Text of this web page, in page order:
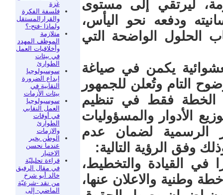
غزة
فلسفة الفكرة
والقرارالمستقل
ولماذا -فتح-؟
متلازمة
الموظف المهدد
وأخلاقيات العمل
في بيئات
الطوارئ
سوسيولوجيا
إبداع الضرورة
النقابية في
بيئات الأزمات
سوسيولوجيا
العمل النقابي
في أوقات
الطوارئ
والازمات
الوطن بخير
عندما نحسن
الاختيار
قراءة تحليليّة
في مقال الرفيق
خالد أبو شرخ
من نقد -شرعيّة
الماضي- إلى
ليرتقي إلى مستوى
ودفعه نحو اليأس،
الحلول الواضحة التي
يكمن في صياغة
التام وتُعلن للجمهور
الخطة فقط في تنظيم
الأدوار والمسؤوليات
الرسمية لضمان عدم
وفق الرؤية التالية:
في القيادة والتخطيط،
وطنية والاعلان عنها،